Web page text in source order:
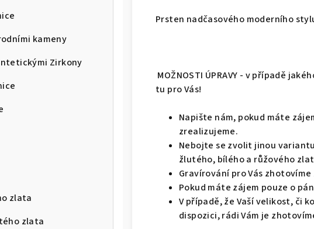
kameny
Zirkony
zlata
zlata
Prsten nadčasového moderního
MOŽNOSTI ÚPRAVY - v případě
tu pro Vás!
Napište nám, pokud máte
zrealizujeme.
Nebojte se zvolit jinou
žlutého, bílého a růžového
Gravírování pro Vás
Pokud máte zájem pouze o
V případě, že Vaší velikost, či
dispozici, rádi Vám je